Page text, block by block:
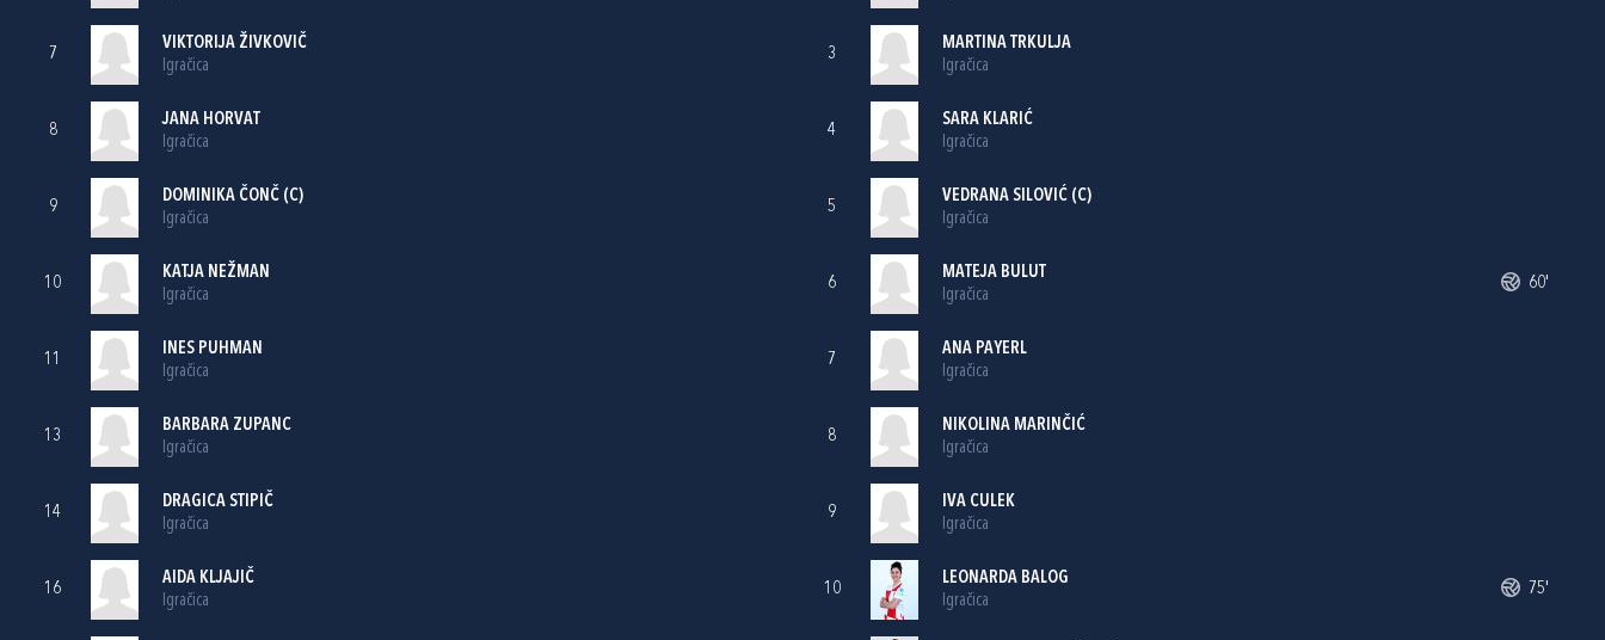
7
VIKTORIJA ŽIVKOVIČ
Igračica
8
JANA HORVAT
Igračica
9
DOMINIKA ČONČ (C)
Igračica
10
KATJA NEŽMAN
Igračica
11
INES PUHMAN
Igračica
13
BARBARA ZUPANC
Igračica
14
DRAGICA STIPIČ
Igračica
16
AIDA KLJAJIČ
Igračica
3
MARTINA TRKULJA
Igračica
4
SARA KLARIĆ
Igračica
5
VEDRANA SILOVIĆ(C)
Igračica
6
MATEJA BULUT
Igračica
60'
7
ANA PAYERL
Igračica
8
NIKOLINA MARINČIĆ
Igračica
9
IVA CULEK
Igračica
10
LEONARDA BALOG
Igračica
75'